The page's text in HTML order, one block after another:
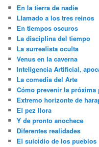
h
En la tierra de nadie
Llamado a los tres reinos
En tiempos oscuros
La disciplina del tiempo
La surrealista oculta
Venus en la caverna
Inteligencia Artificial,
La comedia del Arte
Cómo prevenir la próxima
Extremo horizonte de
El pez llora
Y de pronto anochece
Diferentes realidades
El suicidio de los pueblos